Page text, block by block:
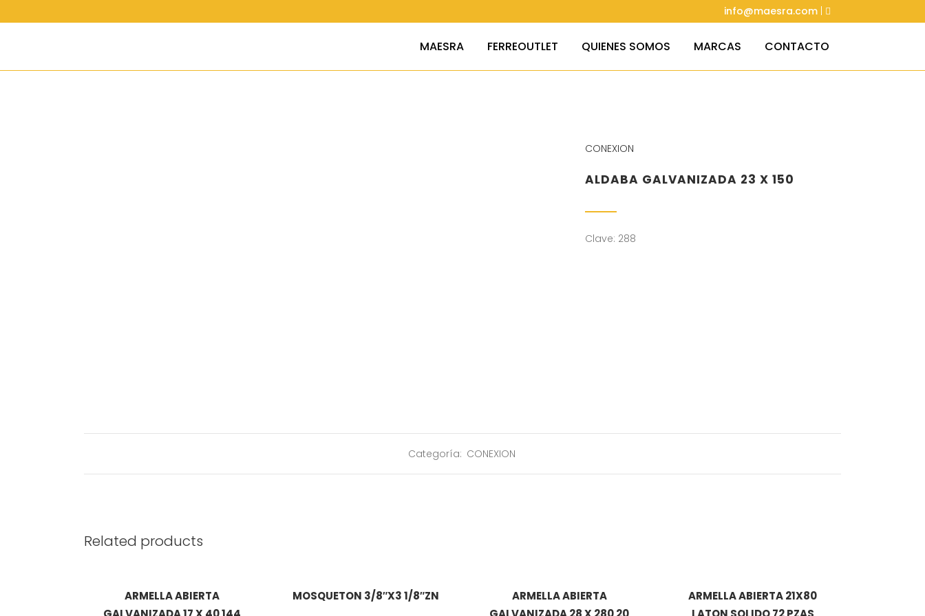
info@maesra.com
MAESRA FERREOUTLET QUIENES SOMOS MARCAS CONTACTO
CONEXION
ALDABA GALVANIZADA 23 X 150
Clave: 288
Categoría: CONEXION
Related products
ARMELLA ABIERTA
MOSQUETON 3/8″X3 1/8″ZN
ARMELLA ABIERTA
ARMELLA ABIERTA 21X80